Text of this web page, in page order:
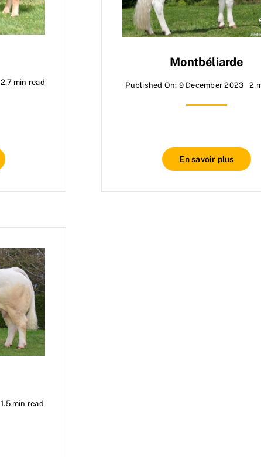
2.7 min read
Montbéliarde
Published On: 9 December 2023 2
En savoir plus
1.5 min read